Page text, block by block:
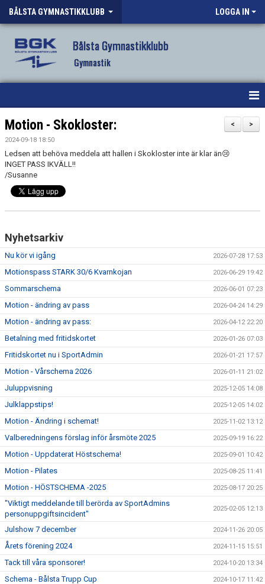
BÅLSTA GYMNASTIKKLUBB LOGGA IN
Bålsta Gymnastikklubb
Gymnastik
HEM
NYHETER
OM KLUBBEN
VÅR VERKSAMHET
DOKUMENT
LEDARE
>
<
Motion - Skokloster:
2024-09-18 18:50
Ledsen att behöva meddela att hallen i Skokloster inte är klar än😢
INGET PASS IKVÄLL!!
/Susanne
Nyhetsarkiv
Nu kör vi igång 2026-07-28 17:53
Motionspass STARK 30/6 Kvarnkojan 2026-06-29 19:42
Sommarschema 2026-06-01 07:23
Motion - ändring av pass 2026-04-24 14:29
Motion - ändring av pass: 2026-04-12 22:20
Betalning med fritidskortet 2026-01-26 07:03
Fritidskortet nu i SportAdmin 2026-01-21 17:57
Motion - Vårschema 2026 2026-01-11 21:02
Juluppvisning 2025-12-05 14:08
Julklappstips! 2025-12-05 14:02
Motion - Ändring i schemat! 2025-11-02 13:12
Valberedningens förslag inför årsmöte 2025 2025-09-19 16:22
Motion - Uppdaterat Höstschema! 2025-09-01 10:42
Motion - Pilates 2025-08-25 11:41
Motion - HÖSTSCHEMA -2025 2025-08-17 20:25
"Viktigt meddelande till berörda av SportAdmins
personuppgiftsincident"
2025-02-05 12:13
Julshow 7 december 2024-11-26 20:05
Årets förening 2024 2024-11-15 15:51
Tack till våra sponsorer! 2024-10-20 13:34
Schema - Bålsta Trupp Cup 2024-10-17 11:42